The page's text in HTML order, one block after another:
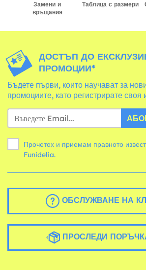
Замени и
връщания
Таблица с размери
ДОСТЪП ДО
ПРОМОЦИИ*
Бъдете първи, които научават за
промоциите, като регистрирате своя
Прочетох и приемам правното
Funidelia.
ОБСЛУЖВАНЕ НА
ПРОСЛЕДИ